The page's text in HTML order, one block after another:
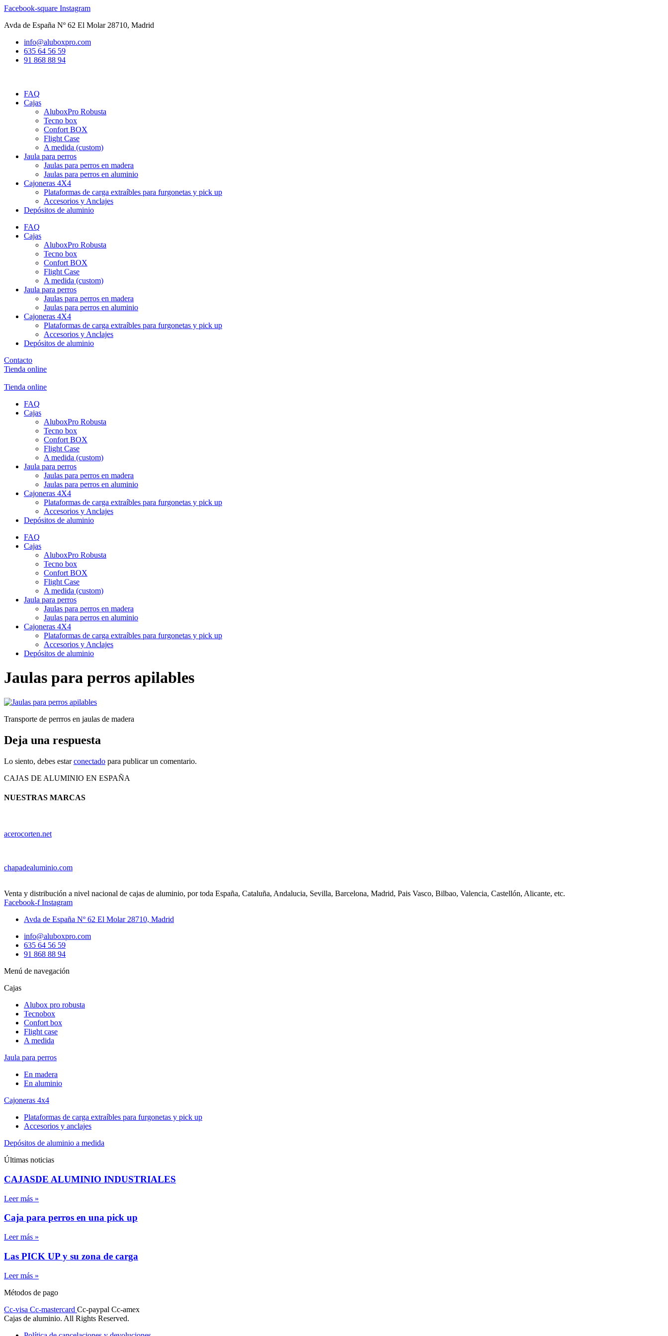
Ir
contenido
Facebook-square Instagram
Avda de España Nº 62 El Molar 28710, Madrid
info@aluboxpro.com
635 64 56 59
91 868 88 94
FAQ
Cajas
AluboxPro Robusta
Tecno box
Confort BOX
Flight Case
A medida (custom)
Jaula para perros
Jaulas para perros en madera
Jaulas para perros en aluminio
Cajoneras 4X4
Plataformas de carga extraíbles para furgonetas y pick up
Accesorios y Anclajes
Depósitos de aluminio
FAQ
Cajas
AluboxPro Robusta
Tecno box
Confort BOX
Flight Case
A medida (custom)
Jaula para perros
Jaulas para perros en madera
Jaulas para perros en aluminio
Cajoneras 4X4
Plataformas de carga extraíbles para furgonetas y pick up
Accesorios y Anclajes
Depósitos de aluminio
Contacto
Tienda online
Tienda online
FAQ
Cajas
AluboxPro Robusta
Tecno box
Confort BOX
Flight Case
A medida (custom)
Jaula para perros
Jaulas para perros en madera
Jaulas para perros en aluminio
Cajoneras 4X4
Plataformas de carga extraíbles para furgonetas y pick up
Accesorios y Anclajes
Depósitos de aluminio
FAQ
Cajas
AluboxPro Robusta
Tecno box
Confort BOX
Flight Case
A medida (custom)
Jaula para perros
Jaulas para perros en madera
Jaulas para perros en aluminio
Cajoneras 4X4
Plataformas de carga extraíbles para furgonetas y pick up
Accesorios y Anclajes
Depósitos de aluminio
Jaulas para perros apilables
Transporte de perrros en jaulas de madera
Deja una respuesta
Lo siento, debes estarconectado para publicar un comentario.
CAJAS DE ALUMINIO EN ESPAÑA
NUESTRAS MARCAS
acerocorten.net
chapadealuminio.com
Venta y distribución a nivel nacional de cajas de aluminio, por toda España, Cataluña, Andalucia, Sevilla, Barcelona, Madrid, Pais Vasco, Bilbao, Valencia, Castellón, Alicante, etc.
Facebook-f Instagram
Avda de España Nº 62 El Molar 28710, Madrid
info@aluboxpro.com
635 64 56 59
91 868 88 94
Menú de navegación
Cajas
Alubox pro robusta
Tecnobox
Confort box
Flight case
A medida
Jaula para perros
En madera
En aluminio
Cajoneras 4x4
Plataformas de carga extraíbles para furgonetas y pick up
Accesorios y anclajes
Depósitos de aluminio a medida
Últimas noticias
CAJASDE ALUMINIO INDUSTRIALES
Leer más »
Caja para perros en una pick up
Leer más »
Las PICK UP y su zona de carga
Leer más »
Métodos de pago
Cc-visa Cc-mastercard Cc-paypal Cc-amex
Cajas de aluminio. All Rights Reserved.